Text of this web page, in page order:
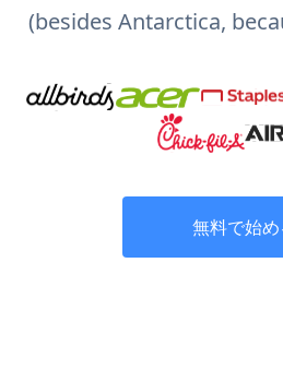
(besides Antarctica,
無料で始め